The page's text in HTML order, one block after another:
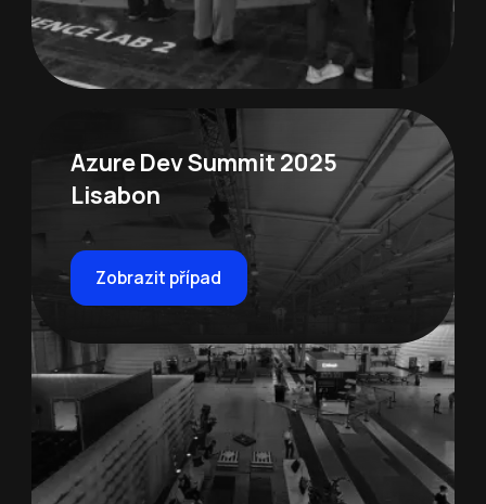
Azure Dev Summit 2025
Lisabon
Zobrazit případ